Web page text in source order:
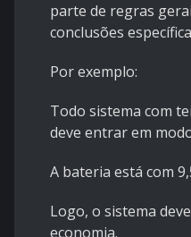
parte de regras
conclusões
Por exemplo:
Todo sistema com
deve entrar em
A bateria está com
Logo, o sistema
economia.